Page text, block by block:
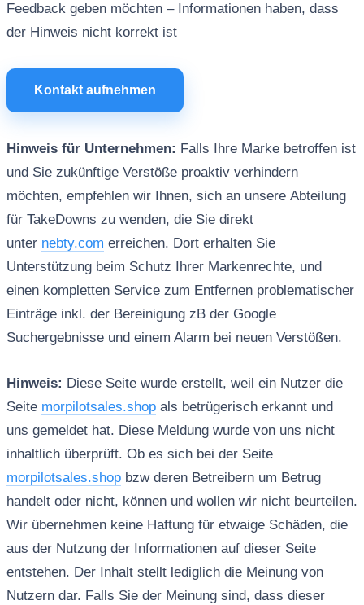
Feedback geben möchten – Informationen haben, dass
der Hinweis nicht korrekt ist
Kontakt aufnehmen
Hinweis für Unternehmen: Falls Ihre Marke betroffen ist
und Sie zukünftige Verstöße proaktiv verhindern
möchten, empfehlen wir Ihnen, sich an unsere Abteilung
für TakeDowns zu wenden, die Sie direkt
unter nebty.com erreichen. Dort erhalten Sie
Unterstützung beim Schutz Ihrer Markenrechte, und
einen kompletten Service zum Entfernen problematischer
Einträge inkl. der Bereinigung zB der Google
Suchergebnisse und einem Alarm bei neuen Verstößen.
Hinweis: Diese Seite wurde erstellt, weil ein Nutzer die
Seite morpilotsales.shopals betrügerisch erkannt und
uns gemeldet hat. Diese Meldung wurde von uns nicht
inhaltlich überprüft. Ob es sich bei der Seite
morpilotsales.shopbzw deren Betreibern um Betrug
handelt oder nicht, können und wollen wir nicht beurteilen.
Wir übernehmen keine Haftung für etwaige Schäden, die
aus der Nutzung der Informationen auf dieser Seite
entstehen. Der Inhalt stellt lediglich die Meinung von
Nutzern dar. Falls Sie der Meinung sind, dass dieser